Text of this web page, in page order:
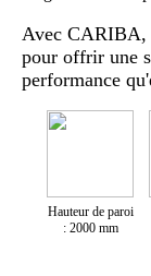
Avec CARIBA,
pour offrir une
performance
Hauteur de paroi
: 2000 mm